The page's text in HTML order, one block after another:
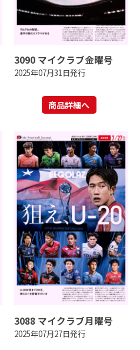
3090 マイクラブ金曜号
2025年07月31日発行
商品詳細へ
3088 マイクラブ月曜号
2025年07月27日発行